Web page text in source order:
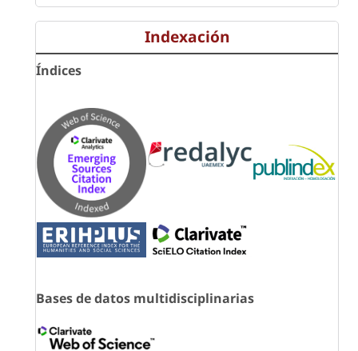
Indexación
Índices
Bases de datos multidisciplinarias